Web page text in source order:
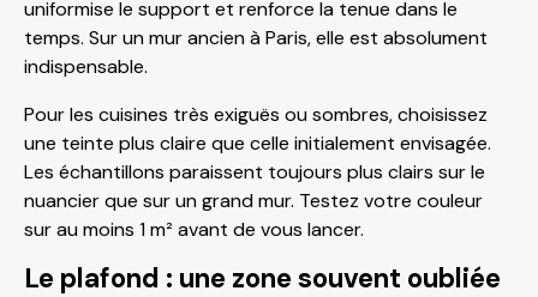
uniformise le support et renforce la tenue dans le
temps. Sur un mur ancien à Paris, elle est absolument
indispensable.
Pour les cuisines très exiguës ou sombres, choisissez
une teinte plus claire que celle initialement envisagée.
Les échantillons paraissent toujours plus clairs sur le
nuancier que sur un grand mur. Testez votre couleur
sur au moins 1 m² avant de vous lancer.
Le plafond : une zone souvent oubliée